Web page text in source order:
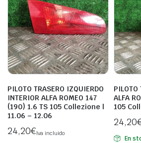
PILOTO TRASERO IZQUIERDO
INTERIOR ALFA ROMEO 147
(190) 1.6 TS 105 Collezione |
11.06 – 12.06
24,20€Iva incluido
PILOTO
ALFA
105
24,20
En